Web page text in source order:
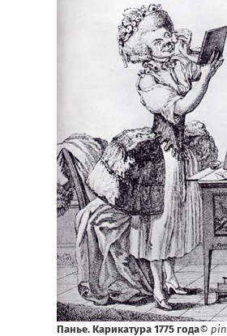
Панье. Карикатура 1775 года©